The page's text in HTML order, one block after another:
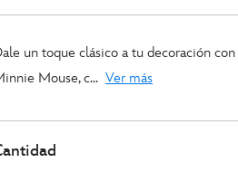
un toque clásico a tu decoración
Mouse, c... Ver más